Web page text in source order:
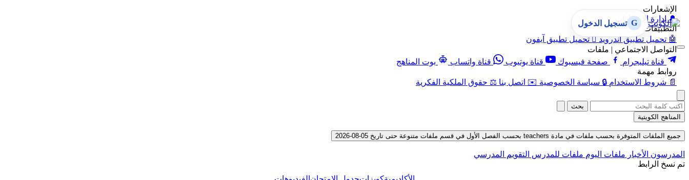
الإشعارات
🔔 إدارة الإشعارات
التطبيقات
🤖 تحميل تطبيق أندرويد  تحميل تطبيق آيفون
التواصل الاجتماعي | ملفات
قناة تيليجرام
صفحة فيسبوك قناة يوتيوب قناة واتساب
بوت المناهج
روابط مهمة
📄 شروط الاستخدام 🔒 سياسة الخصوصية ✉️ اتصل بنا ⚖️ حقوق الملكية الفكرية
G تسجيل الدخول
بحث
المناهج الكويتية
جميع الملفات المتوفرة بحسب ملفات في مادة teachers بحسب الفصل الأول في قسم ملفات متنوعة حتى تاريخ 05-08-2026
المدرسون الأخبار ملفات اليوم ملفات للمدرس التقويم المدرسي
تم نسخ الرابط